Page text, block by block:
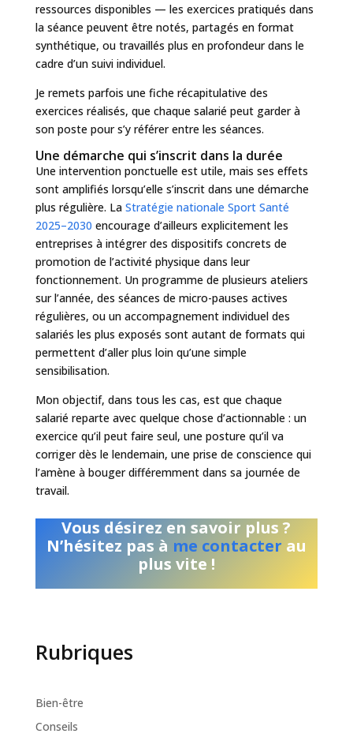
ressources disponibles — les exercices pratiqués dans
la séance peuvent être notés, partagés en format
synthétique, ou travaillés plus en profondeur dans le
cadre d’un suivi individuel.
Je remets parfois une fiche récapitulative des
exercices réalisés, que chaque salarié peut garder à
son poste pour s’y référer entre les séances.
Une démarche qui s’inscrit dans la durée
Une intervention ponctuelle est utile, mais ses effets
sont amplifiés lorsqu’elle s’inscrit dans une démarche
plus régulière. La Stratégie nationale Sport Santé
2025–2030 encourage d’ailleurs explicitement les
entreprises à intégrer des dispositifs concrets de
promotion de l’activité physique dans leur
fonctionnement. Un programme de plusieurs ateliers
sur l’année, des séances de micro-pauses actives
régulières, ou un accompagnement individuel des
salariés les plus exposés sont autant de formats qui
permettent d’aller plus loin qu’une simple
sensibilisation.
Mon objectif, dans tous les cas, est que chaque
salarié reparte avec quelque chose d’actionnable : un
exercice qu’il peut faire seul, une posture qu’il va
corriger dès le lendemain, une prise de conscience qui
l’amène à bouger différemment dans sa journée de
travail.
Vous désirez en savoir plus ?
N’hésitez pas à me contacter au
plus vite !
Rubriques
Bien-être
Conseils